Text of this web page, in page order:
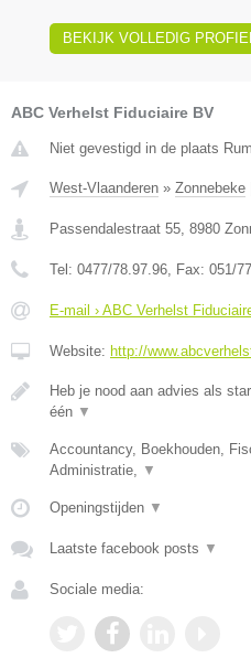
BEKIJK VOLLEDIG PROFIEL
ABC Verhelst Fiduciaire BV
Niet gevestigd in de plaats
West-Vlaanderen » Zonnebeke
Passendalestraat 55 8980
Tel: 0477/78.97.96 , Fax: 051/
E-mail › ABC Verhelst
Website: http://
Heb je nood aan advies als
één ▼
Accountancy, Boekhouden,
Administratie,
▼
Openingstijden ▼
Laatste facebook posts ▼
Sociale media: